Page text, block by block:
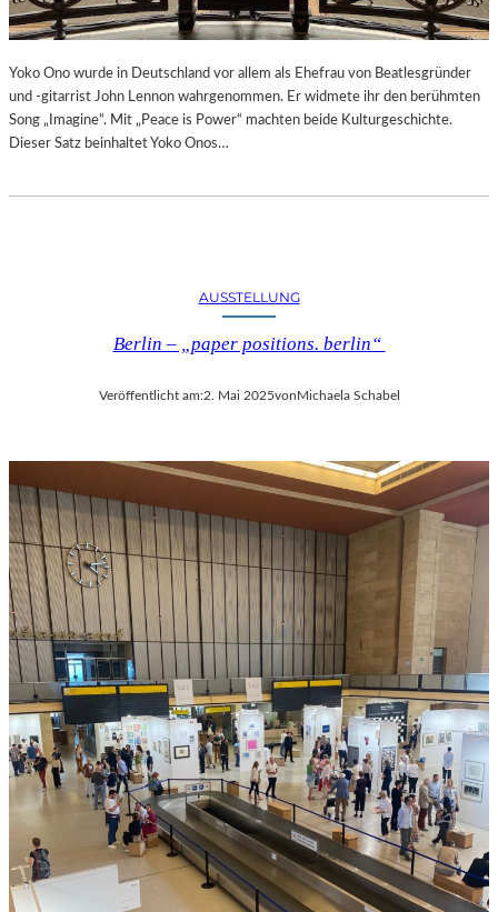
Yoko Ono wurde in Deutschland vor allem als Ehefrau von Beatlesgründer
und -gitarrist John Lennon wahrgenommen. Er widmete ihr den berühmten
Song „Imagine“. Mit „Peace is Power“ machten beide Kulturgeschichte.
Dieser Satz beinhaltet Yoko Onos…
AUSSTELLUNG
Berlin – „paper positions. berlin“
Veröffentlicht am:2. Mai 2025von Michaela Schabel